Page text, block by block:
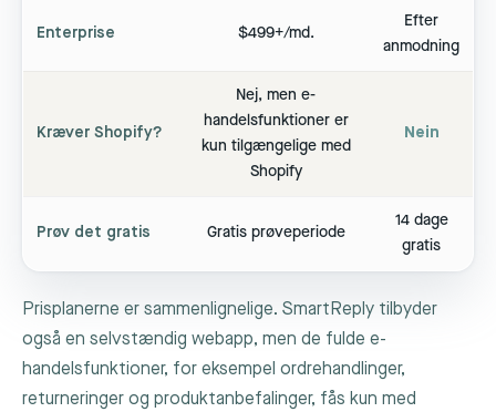
Enterprise $499+/md.
Efter
anmodning
Kræver Shopify?
Nej, men e-
handelsfunktioner er
kun tilgængelige med
Shopify
Nein
Prøv det gratis Gratis prøveperiode
14 dage
gratis
Prisplanerne er sammenlignelige. SmartReply tilbyder
også en selvstændig webapp, men de fulde e-
handelsfunktioner, for eksempel ordrehandlinger,
returneringer og produktanbefalinger, fås kun med